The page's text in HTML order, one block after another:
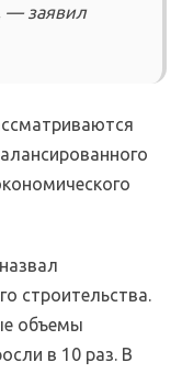
— заявил
строительства.
объемы
в 10 раз. В